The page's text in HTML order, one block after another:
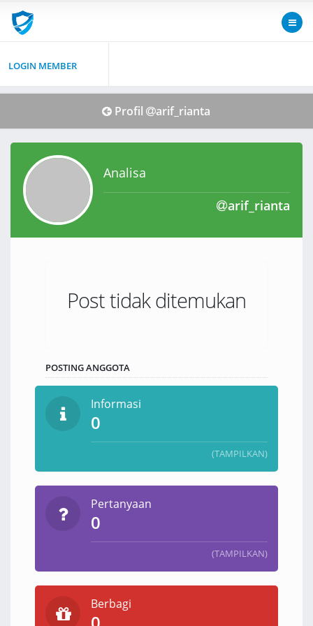
LOGIN MEMBER
Profil arif_rianta
Analisa
arif_rianta
Post tidak ditemukan
POSTING ANGGOTA
Informasi
0
(TAMPILKAN)
Pertanyaan
0
(TAMPILKAN)
Berbagi